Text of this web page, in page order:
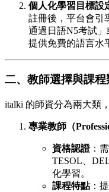
個人化學習目標設
註冊後，平台會引
通過日語N5考試
提供免費的語言水
二、教師選擇與課程
italki 的師資分為兩大類
專業教師（
資格認證：
TESOL、
化學習。
課程特點：